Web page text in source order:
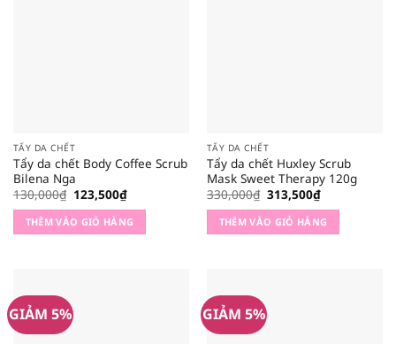
TẨY DA CHẾT
Tẩy da chết Body Coffee Scrub
Bilena Nga
130,000₫ Giá
gốc
là:
130,000₫.
123,500₫Giá
hiện
tại
là:
123,500₫.
THÊM VÀO GIỎ HÀNG
TẨY DA CHẾT
Tẩy da chết Huxley Scrub
Mask Sweet Therapy 120g
330,000₫ Giá
gốc
là:
330,000₫.
313,500₫Giá
hiện
tại
là:
313,500₫.
THÊM VÀO GIỎ HÀNG
GIẢM 5% GIẢM 5%